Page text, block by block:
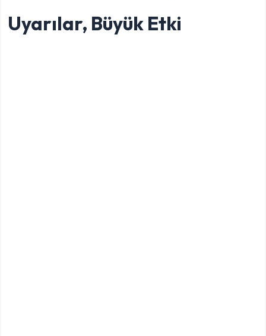
Uyarılar, Büyük Etki